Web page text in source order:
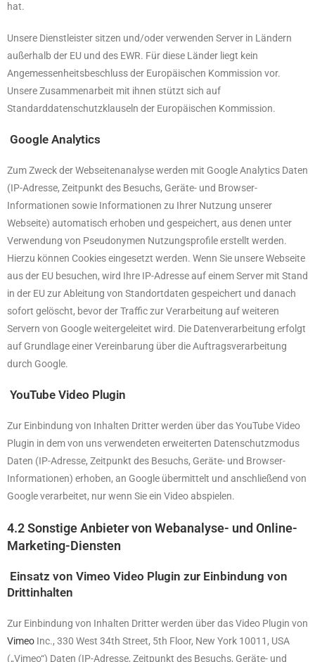
hat.
Unsere Dienstleister sitzen und/oder verwenden Server in Ländern
außerhalb der EU und des EWR. Für diese Länder liegt kein
Angemessenheitsbeschluss der Europäischen Kommission vor.
Unsere Zusammenarbeit mit ihnen stützt sich auf
Standarddatenschutzklauseln der Europäischen Kommission.
Google Analytics
Zum Zweck der Webseitenanalyse werden mit Google Analytics Daten
(IP-Adresse, Zeitpunkt des Besuchs, Geräte- und Browser-
Informationen sowie Informationen zu Ihrer Nutzung unserer
Webseite) automatisch erhoben und gespeichert, aus denen unter
Verwendung von Pseudonymen Nutzungsprofile erstellt werden.
Hierzu können Cookies eingesetzt werden. Wenn Sie unsere Webseite
aus der EU besuchen, wird Ihre IP-Adresse auf einem Server mit Stand
in der EU zur Ableitung von Standortdaten gespeichert und danach
sofort gelöscht, bevor der Traffic zur Verarbeitung auf weiteren
Servern von Google weitergeleitet wird. Die Datenverarbeitung erfolgt
auf Grundlage einer Vereinbarung über die Auftragsverarbeitung
durch Google.
YouTube Video Plugin
Zur Einbindung von Inhalten Dritter werden über das YouTube Video
Plugin in dem von uns verwendeten erweiterten Datenschutzmodus
Daten (IP-Adresse, Zeitpunkt des Besuchs, Geräte- und Browser-
Informationen) erhoben, an Google übermittelt und anschließend von
Google verarbeitet, nur wenn Sie ein Video abspielen.
4.2 Sonstige Anbieter von Webanalyse- und Online-
Marketing-Diensten
Einsatz von Vimeo Video Plugin zur Einbindung von
Drittinhalten
Zur Einbindung von Inhalten Dritter werden über das Video Plugin von
Vimeo Inc., 330 West 34th Street, 5th Floor, New York 10011, USA
(„Vimeo“) Daten (IP-Adresse, Zeitpunkt des Besuchs, Geräte- und